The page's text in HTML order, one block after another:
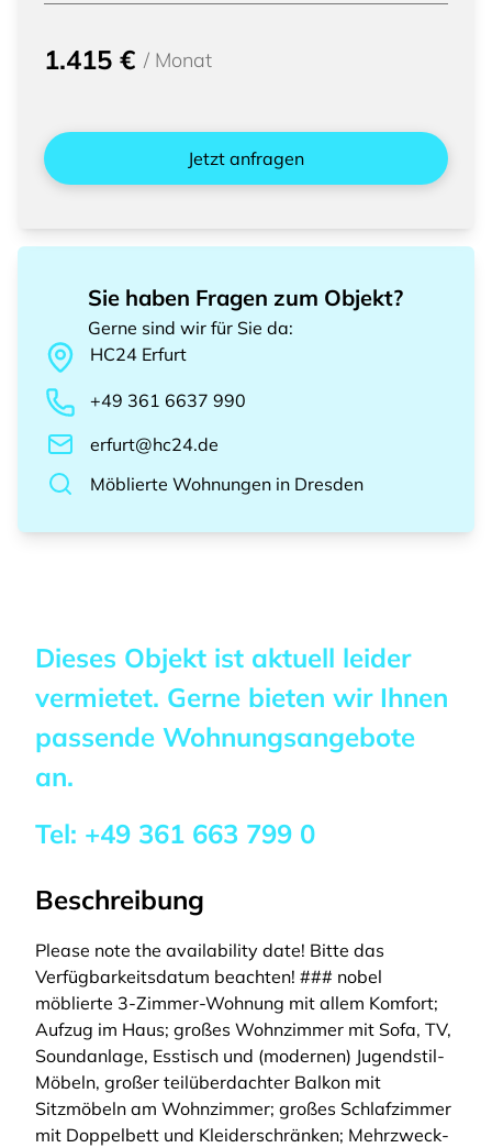
1.415 € / Monat
Jetzt anfragen
Sie haben Fragen zum Objekt?
Gerne sind wir für Sie da:
HC24 Erfurt
+49 361 6637 990
erfurt@hc24.de
Möblierte Wohnungen in Dresden
Dieses Objekt ist aktuell leider
vermietet. Gerne bieten wir Ihnen
passende Wohnungsangebote
an.
Tel: +49 361 663 799 0
Beschreibung
Please note the availability date! Bitte das
Verfügbarkeitsdatum beachten! ### nobel
möblierte 3-Zimmer-Wohnung mit allem Komfort;
Aufzug im Haus; großes Wohnzimmer mit Sofa, TV,
Soundanlage, Esstisch und (modernen) Jugendstil-
Möbeln, großer teilüberdachter Balkon mit
Sitzmöbeln am Wohnzimmer; großes Schlafzimmer
mit Doppelbett und Kleiderschränken; Mehrzweck-